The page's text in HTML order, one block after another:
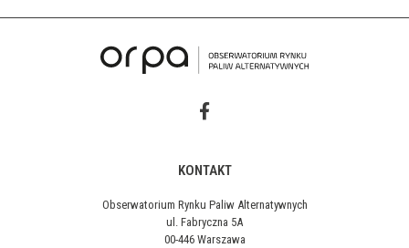
KONTAKT
Obserwatorium Rynku Paliw Alternatywnych
ul. Fabryczna 5A
00-446 Warszawa